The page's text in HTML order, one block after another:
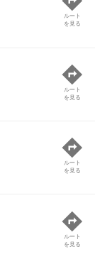
ルート
を見る
ルート
を見る
ルート
を見る
ルート
を見る